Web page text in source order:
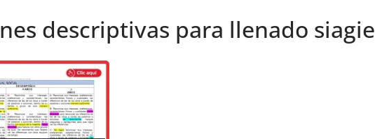
descriptivas para llenado siagie